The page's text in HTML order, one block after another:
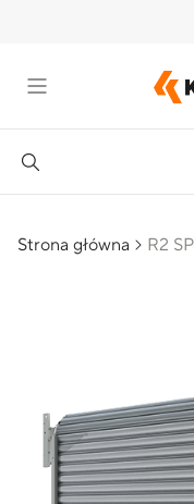
Strona główna R2 SP